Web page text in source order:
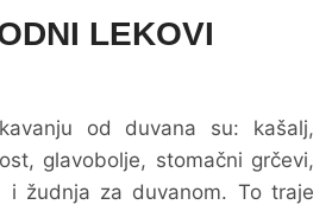
LEKOVI
od duvana su: kašalj,
glavobolje, stomačni grčevi,
i žudnja za duvanom. To traje